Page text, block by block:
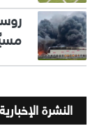
النشرة الإخبارية